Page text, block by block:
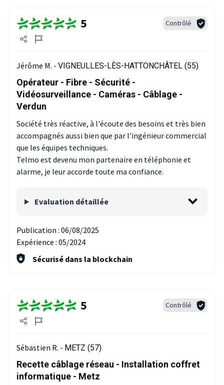
5 Contrôlé
Jérôme M. - VIGNEULLES-LÈS-HATTONCHÂTEL (55)
Opérateur - Fibre - Sécurité -
Vidéosurveillance - Caméras - Câblage -
Verdun
Société très réactive, à l'écoute des besoins et très bien
accompagnés aussi bien que par l'ingénieur commercial
que les équipes techniques.
Telmo est devenu mon partenaire en téléphonie et
alarme, je leur accorde toute ma confiance.
Evaluation détaillée
Publication : 06/08/2025
Expérience : 05/2024
Sécurisé dans la blockchain
5 Contrôlé
Sébastien R. - METZ (57)
Recette câblage réseau - Installation coffret
informatique - Metz